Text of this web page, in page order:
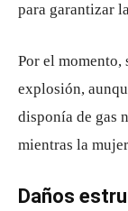
para garantizar
Por el momento,
explosión,
disponía de gas
mientras la
Daños